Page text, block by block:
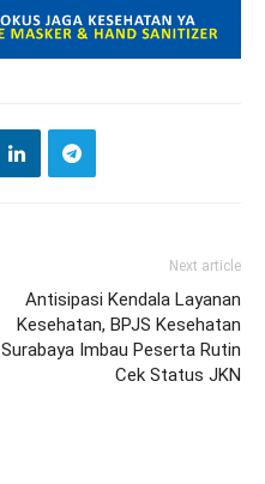
Next article
Antisipasi Kendala Layanan
Kesehatan, BPJS Kesehatan
Surabaya Imbau Peserta Rutin
Cek Status JKN